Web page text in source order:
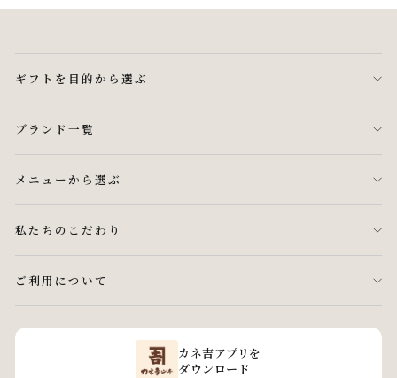
ギフトを目的から選ぶ
ブランド一覧
メニューから選ぶ
私たちのこだわり
ご利用について
カネ吉アプリを
ダウンロード